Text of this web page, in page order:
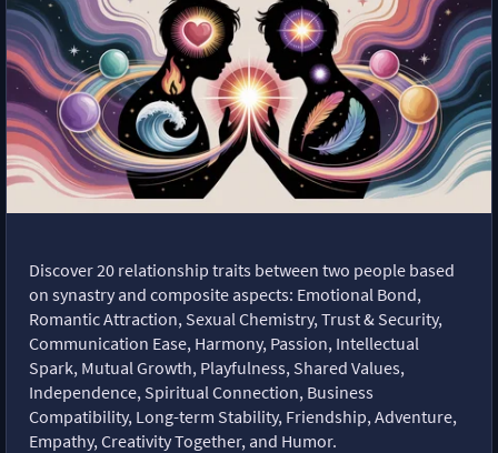
Discover 20 relationship traits between two people based
on synastry and composite aspects: Emotional Bond,
Romantic Attraction, Sexual Chemistry, Trust & Security,
Communication Ease, Harmony, Passion, Intellectual
Spark, Mutual Growth, Playfulness, Shared Values,
Independence, Spiritual Connection, Business
Compatibility, Long-term Stability, Friendship, Adventure,
Empathy, Creativity Together, and Humor.